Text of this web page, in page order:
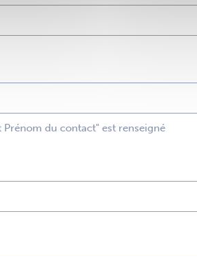
du contact" est renseigné